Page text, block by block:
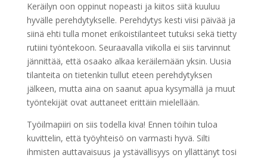
Keräilyn oon oppinut nopeasti ja kiitos siitä kuuluu
hyvälle perehdytykselle. Perehdytys kesti viisi päivää ja
siinä ehti tulla monet erikoistilanteet tutuksi sekä tietty
rutiini työntekoon. Seuraavalla viikolla ei siis tarvinnut
jännittää, että osaako alkaa keräilemään yksin. Uusia
tilanteita on tietenkin tullut eteen perehdytyksen
jälkeen, mutta aina on saanut apua kysymällä ja muut
työntekijät ovat auttaneet erittäin mielellään.
Työilmapiiri on siis todella kiva! Ennen töihin tuloa
kuvittelin, että työyhteisö on varmasti hyvä. Silti
ihmisten auttavaisuus ja ystävällisyys on yllättänyt tosi